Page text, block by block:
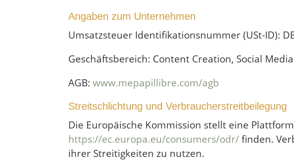
Angaben zum Unternehmen
Umsatzsteuer Identifikationsnummer (USt-ID):
Geschäftsbereich: Content Creation, Social
AGB:www.mepapillibre.com/agb
Streitschlichtung und Verbraucherstreitbeilegung
Die Europäische Kommission stellt eine
https://ec.europa.eu/consumers/odr/finden.
ihrer Streitigkeiten zu nutzen.